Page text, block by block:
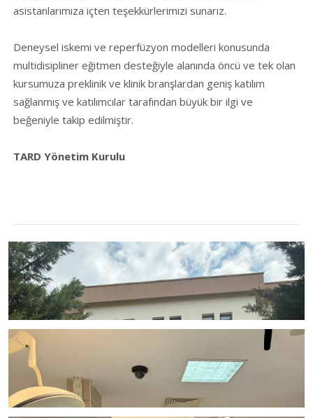
asistanlarımıza içten teşekkürlerimizi sunarız.
Deneysel iskemi ve reperfüzyon modelleri konusunda
multidisipliner eğitmen desteğiyle alanında öncü ve tek olan
kursumuza preklinik ve klinik branşlardan geniş katılım
sağlanmış ve katılımcılar tarafından büyük bir ilgi ve
beğeniyle takip edilmiştir.
TARD Yönetim Kurulu